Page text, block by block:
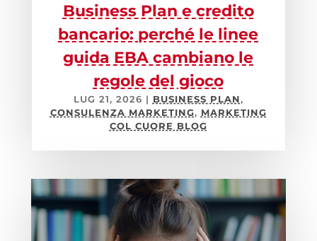
Business Plan e credito
bancario: perché le linee
guida EBA cambiano le
regole del gioco
LUG 21, 2026 | BUSINESS PLAN,
CONSULENZA MARKETING, MARKETING
COL CUORE BLOG